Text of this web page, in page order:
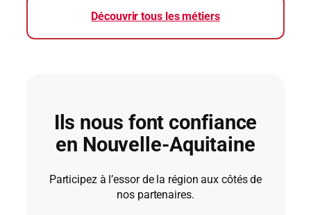
Découvrir tous les métiers
Ils nous font confiance
en Nouvelle-Aquitaine
Participez à l’essor de la région aux côtés de
nos partenaires.